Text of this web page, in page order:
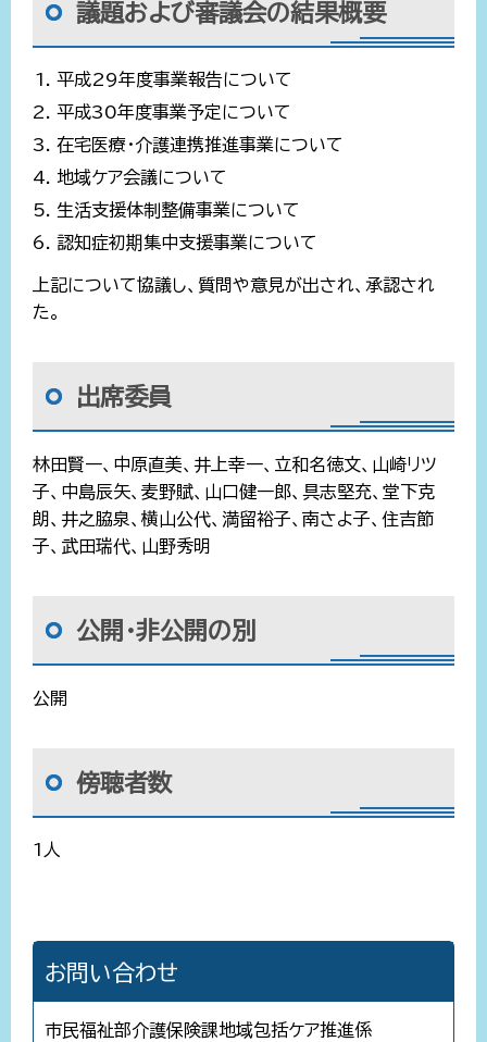
議題および審議会の結果概要
平成29年度事業報告について
平成30年度事業予定について
在宅医療・介護連携推進事業について
地域ケア会議について
生活支援体制整備事業について
認知症初期集中支援事業について
上記について協議し、質問や意見が出され、承認され
た。
出席委員
林田賢一、中原直美、井上幸一、立和名徳文、山崎リツ
子、中島辰矢、麦野賦、山口健一郎、具志堅充、堂下克
朗、井之脇泉、横山公代、満留裕子、南さよ子、住吉節
子、武田瑞代、山野秀明
公開・非公開の別
公開
傍聴者数
1人
お問い合わせ
市民福祉部介護保険課地域包括ケア推進係